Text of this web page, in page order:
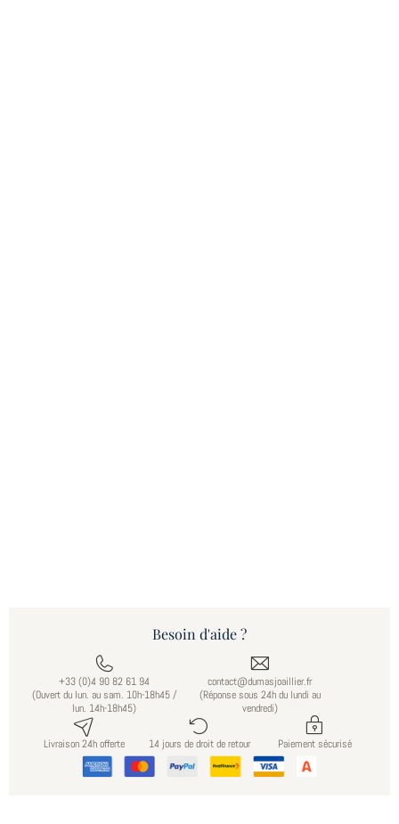
Besoin d'aide ?
+33 (0)4 90 82 61 94
(Ouvert du lun. au sam. 10h-18h45 /
lun. 14h-18h45)
contact@dumasjoaillier.fr
(Réponse sous 24h du lundi au
vendredi)
Livraison 24h offerte 14 jours de droit de retour Paiement sécurisé